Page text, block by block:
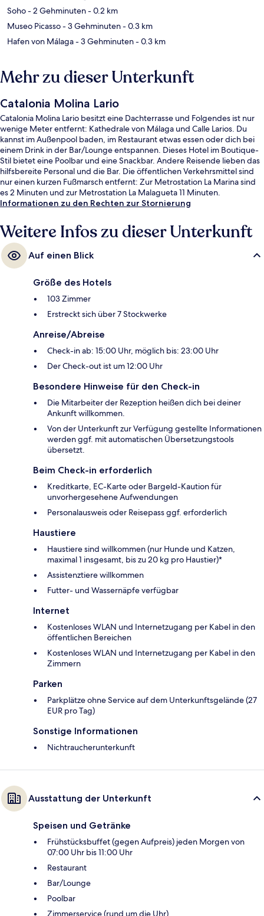
Soho- 2 Gehminuten- 0.2 km
Museo Picasso- 3 Gehminuten- 0.3 km
Hafen von Málaga- 3 Gehminuten- 0.3 km
Mehr zu dieser Unterkunft
Catalonia Molina Lario
Catalonia Molina Lario besitzt eine Dachterrasse und Folgendes ist nur
wenige Meter entfernt: Kathedrale von Málaga und Calle Larios. Du
kannst im Außenpool baden, im Restaurant etwas essen oder dich bei
einem Drink in der Bar/Lounge entspannen. Dieses Hotel im Boutique-
Stil bietet eine Poolbar und eine Snackbar. Andere Reisende lieben das
hilfsbereite Personal und die Bar. Die öffentlichen Verkehrsmittel sind
nur einen kurzen Fußmarsch entfernt: Zur Metrostation La Marina sind
es 2 Minuten und zur Metrostation La Malagueta 11 Minuten.
Informationen zu den Rechten zur Stornierung
Weitere Infos zu dieser Unterkunft
Auf einen Blick
Größe des Hotels
103 Zimmer
Erstreckt sich über 7 Stockwerke
Anreise/Abreise
Check-in ab: 15:00 Uhr, möglich bis: 23:00 Uhr
Der Check-out ist um 12:00 Uhr
Besondere Hinweise für den Check-in
Die Mitarbeiter der Rezeption heißen dich bei deiner
Ankunft willkommen.
Von der Unterkunft zur Verfügung gestellte Informationen
werden ggf. mit automatischen Übersetzungstools
übersetzt.
Beim Check-in erforderlich
Kreditkarte, EC-Karte oder Bargeld-Kaution für
unvorhergesehene Aufwendungen
Personalausweis oder Reisepass ggf. erforderlich
Haustiere
Haustiere sind willkommen (nur Hunde und Katzen,
maximal 1 insgesamt, bis zu 20 kg pro Haustier)*
Assistenztiere willkommen
Futter- und Wassernäpfe verfügbar
Internet
Kostenloses WLAN und Internetzugang per Kabel in den
öffentlichen Bereichen
Kostenloses WLAN und Internetzugang per Kabel in den
Zimmern
Parken
Parkplätze ohne Service auf dem Unterkunftsgelände (27
EUR pro Tag)
Sonstige Informationen
Nichtraucherunterkunft
Ausstattung der Unterkunft
Speisen und Getränke
Frühstücksbuffet (gegen Aufpreis) jeden Morgen von
07:00 Uhr bis 11:00 Uhr
Restaurant
Bar/Lounge
Poolbar
Zimmerservice (rund um die Uhr)